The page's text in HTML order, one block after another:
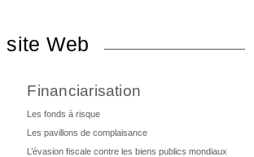
site Web
Financiarisation
Les fonds à risque
Les pavillons de complaisance
L’évasion fiscale contre les biens publics mondiaux